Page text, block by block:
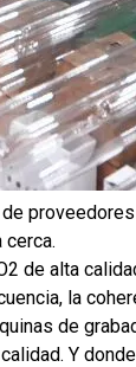
cerca.
de alta
la
de
Y